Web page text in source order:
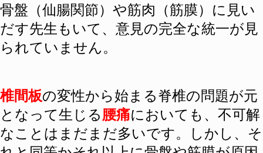
骨盤（仙腸関節）や筋肉（筋膜）に見い
だす先生もいて、意見の完全な統一が見
られていません。
椎間板の変性から始まる脊椎の問題が元
となって生じる 腰痛においても、不可解
なことはまだまだ多いです。しかし、そ